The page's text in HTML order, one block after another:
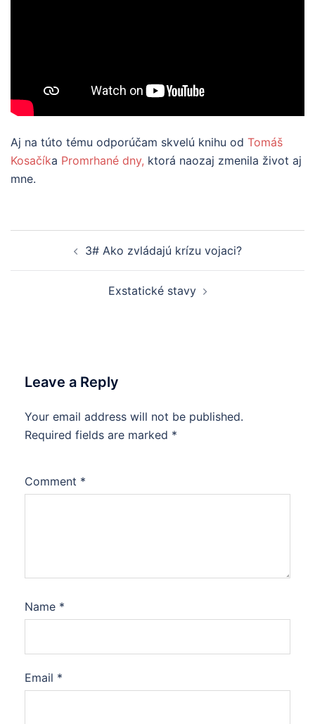
Aj na túto tému odporúčam skvelú knihu od Tomáš
Kosačíka Promrhané dny, ktorá naozaj zmenila život aj
mne.
navigation3# Ako zvládajú krízu vojaci?
Exstatické stavy
Leave a Reply
Your email address will not be published.
Required fields are marked *
Comment *
Name *
Email *